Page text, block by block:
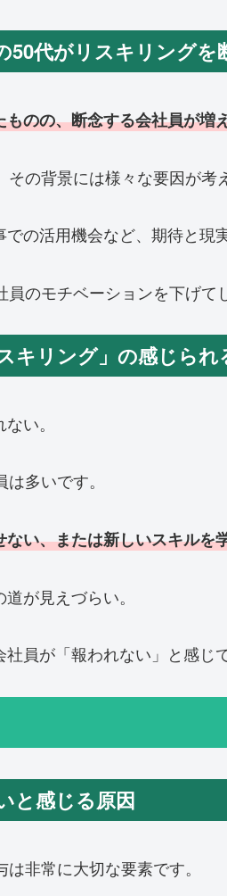
50代がリスキリングを
のの、断念する会社員が増
の背景には様々な要因が考
の活用機会など、期待と現
のモチベーションを下げて
キリング」の感じられ
い。
多いです。
い、または新しいスキルを
が見えづらい。
員が「報われない」と感じ
と感じる原因
非常に大切な要素です。